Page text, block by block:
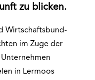
zu blicken.
Wirtschaftsbund-
im Zuge der
in Lermoos